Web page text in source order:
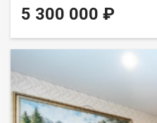
планировка. Здесь нет
но не просто большой, а
максимально комфортной.
мешает: две по 11 м² и одна
балкон. Кухня 7,5 м²,
туалет 1,2 м²). Окна на две
проветривается и всегда
5 300 000 ₽